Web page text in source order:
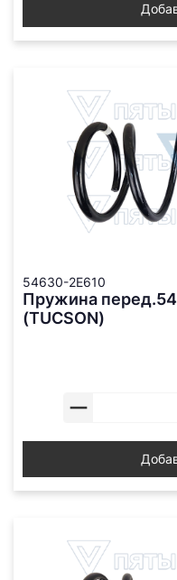
54630-2E610
Пружина
(TUCSON)